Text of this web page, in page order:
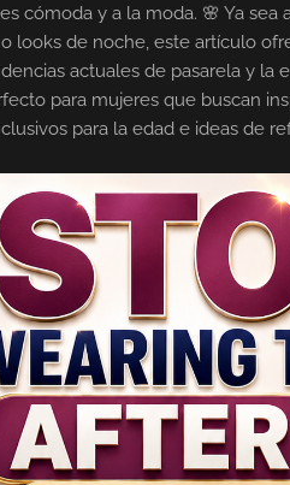
cómoda y a la moda. 🌸 Ya sea
looks de noche, este artículo
actuales de pasarela y la
para mujeres que buscan
para la edad e ideas de